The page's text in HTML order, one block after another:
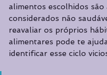
alimentos escolhidos são
considerados não
reavaliar os próprios
alimentares pode te
identificar esse ciclo